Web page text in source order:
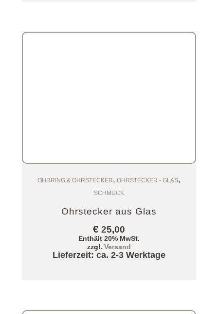
Zum Warenkorb
OHRRING & OHRSTECKER,OHRSTECKER - GLAS,
SCHMUCK
Ohrstecker aus Glas
€25,00
Enthält 20% MwSt.
zzgl. Versand
Lieferzeit: ca. 2-3 Werktage